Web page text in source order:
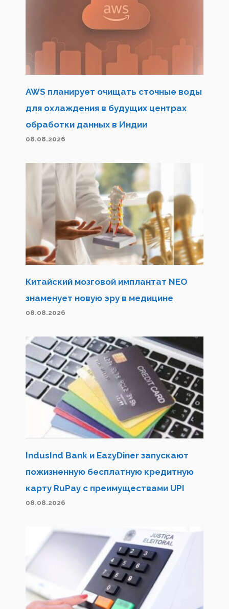
AWS планирует очищать сточные воды
для охлаждения в будущих центрах
обработки данных в Индии
08.08.2026
Китайский мозговой имплантат NEO
знаменует новую эру в медицине
08.08.2026
IndusInd Bank и EazyDiner запускают
пожизненную бесплатную кредитную
карту RuPay с преимуществами UPI
08.08.2026